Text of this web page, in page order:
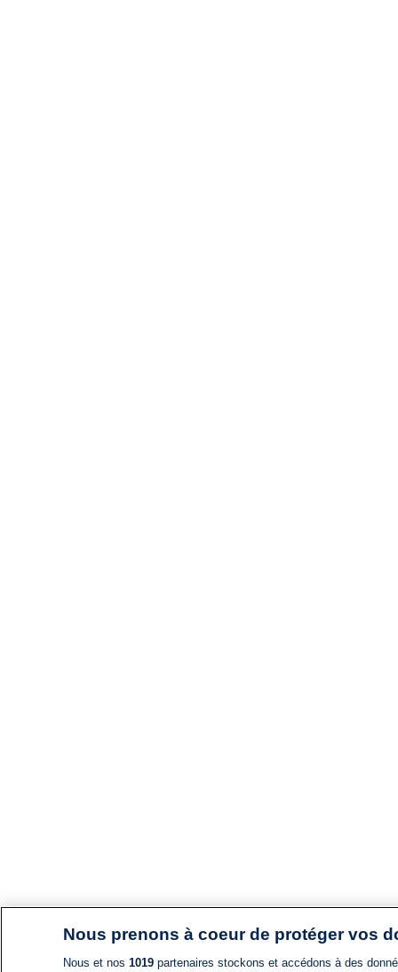
Nous prenons à coeur de protéger vos
Nous et nos 1019partenaires stockons et accédons à des